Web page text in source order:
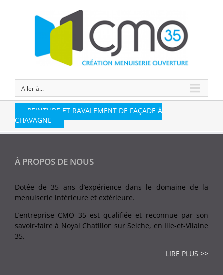
Aller à...
PEINTURE ET RAVALEMENT DE FAÇADE À
CHAVAGNE
À PROPOS DE NOUS
Dotée de 35 ans d’expérience dans le domaine de la
menuiserie intérieure et extérieure.
L’entreprise CMO 35 est qualifiée et reconnue par son
savoir-faire à Noyal Chatillon sur Seiche, en Ille-et-Vilaine
35.
LIRE PLUS >>